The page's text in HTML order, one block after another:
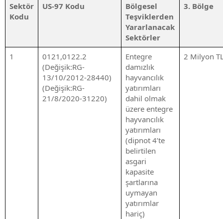
Sektör
Kodu
US-97 Kodu
Bölgesel
Teşviklerden
Yararlanacak
Sektörler
3. Bölge
1
0121,0122.2
(Değişik:RG-
13/10/2012-28440)
(Değişik:RG-
21/8/2020-31220)
Entegre
damızlık
hayvancılık
yatırımları
dahil olmak
üzere entegre
hayvancılık
yatırımları
(dipnot 4’te
belirtilen
asgari
kapasite
şartlarına
uymayan
yatırımlar
hariç)
2 Milyon